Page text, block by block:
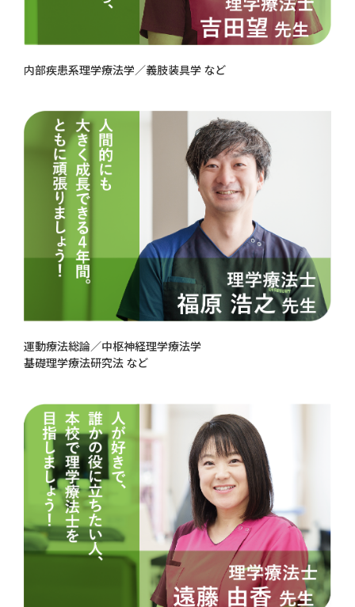
内部疾患系理学療法学／義肢装具学 など
運動療法総論／中枢神経理学療法学
基礎理学療法研究法 など